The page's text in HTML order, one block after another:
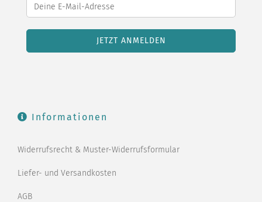
Informationen
Widerrufsrecht & Muster-Widerrufsformular
Liefer- und Versandkosten
AGB